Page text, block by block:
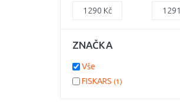
1290 Kč 1291
ZNAČKA
Vše
FISKARS (1)